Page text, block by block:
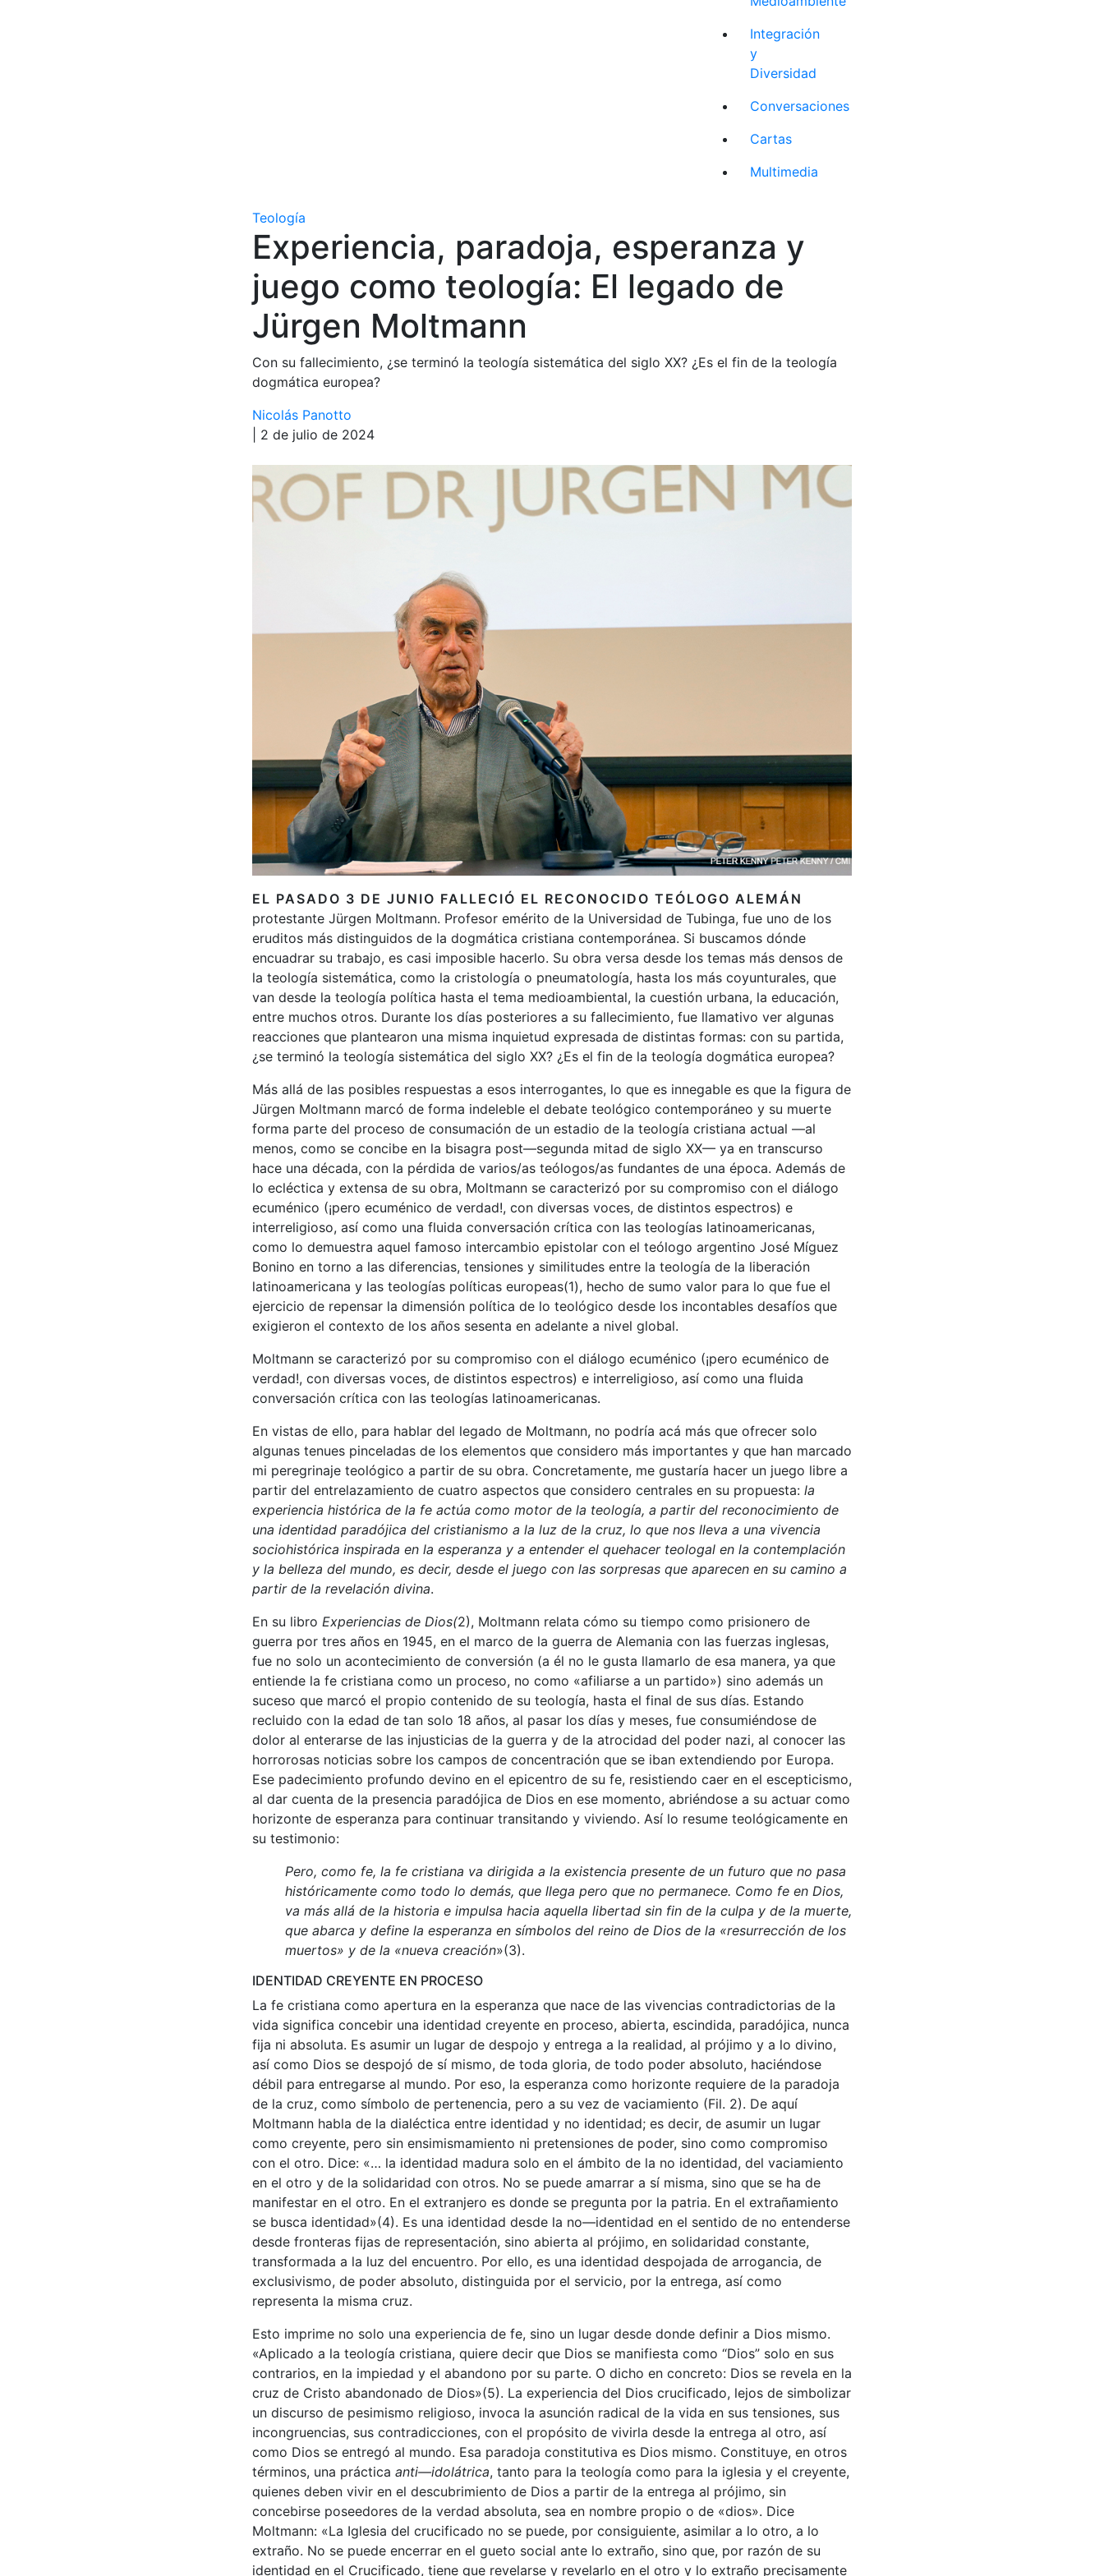
Integración
y
Diversidad
Conversaciones
Cartas
Multimedia
Teología
Experiencia, paradoja, esperanza y
juego como teología: El legado de
Jürgen Moltmann
Con su fallecimiento, ¿se terminó la teología sistemática del siglo XX? ¿Es el fin de la teología
dogmática europea?
Nicolás Panotto
| 2 de julio de 2024
EL PASADO 3 DE JUNIO FALLECIÓ EL RECONOCIDO TEÓLOGO ALEMÁN
protestante Jürgen Moltmann. Profesor emérito de la Universidad de Tubinga, fue uno de los
eruditos más distinguidos de la dogmática cristiana contemporánea. Si buscamos dónde
encuadrar su trabajo, es casi imposible hacerlo. Su obra versa desde los temas más densos de
la teología sistemática, como la cristología o pneumatología, hasta los más coyunturales, que
van desde la teología política hasta el tema medioambiental, la cuestión urbana, la educación,
entre muchos otros. Durante los días posteriores a su fallecimiento, fue llamativo ver algunas
reacciones que plantearon una misma inquietud expresada de distintas formas: con su partida,
¿se terminó la teología sistemática del siglo XX? ¿Es el fin de la teología dogmática europea?
Más allá de las posibles respuestas a esos interrogantes, lo que es innegable es que la figura de
Jürgen Moltmann marcó de forma indeleble el debate teológico contemporáneo y su muerte
forma parte del proceso de consumación de un estadio de la teología cristiana actual —al
menos, como se concibe en la bisagra post—segunda mitad de siglo XX— ya en transcurso
hace una década, con la pérdida de varios/as teólogos/as fundantes de una época. Además de
lo ecléctica y extensa de su obra, Moltmann se caracterizó por su compromiso con el diálogo
ecuménico (¡pero ecuménico de verdad!, con diversas voces, de distintos espectros) e
interreligioso, así como una fluida conversación crítica con las teologías latinoamericanas,
como lo demuestra aquel famoso intercambio epistolar con el teólogo argentino José Míguez
Bonino en torno a las diferencias, tensiones y similitudes entre la teología de la liberación
latinoamericana y las teologías políticas europeas(1), hecho de sumo valor para lo que fue el
ejercicio de repensar la dimensión política de lo teológico desde los incontables desafíos que
exigieron el contexto de los años sesenta en adelante a nivel global.
Moltmann se caracterizó por su compromiso con el diálogo ecuménico (¡pero ecuménico de
verdad!, con diversas voces, de distintos espectros) e interreligioso, así como una fluida
conversación crítica con las teologías latinoamericanas.
En vistas de ello, para hablar del legado de Moltmann, no podría acá más que ofrecer solo
algunas tenues pinceladas de los elementos que considero más importantes y que han marcado
mi peregrinaje teológico a partir de su obra. Concretamente, me gustaría hacer un juego libre a
partir del entrelazamiento de cuatro aspectos que considero centrales en su propuesta: la
experiencia histórica de la fe actúa como motor de la teología, a partir del reconocimiento de
una identidad paradójica del cristianismo a la luz de la cruz, lo que nos lleva a una vivencia
sociohistórica inspirada en la esperanza y a entender el quehacer teologal en la contemplación
y la belleza del mundo, es decir, desde el juego con las sorpresas que aparecen en su camino a
partir de la revelación divina.
En su libro Experiencias de Dios(2), Moltmann relata cómo su tiempo como prisionero de
guerra por tres años en 1945, en el marco de la guerra de Alemania con las fuerzas inglesas,
fue no solo un acontecimiento de conversión (a él no le gusta llamarlo de esa manera, ya que
entiende la fe cristiana como un proceso, no como «afiliarse a un partido») sino además un
suceso que marcó el propio contenido de su teología, hasta el final de sus días. Estando
recluido con la edad de tan solo 18 años, al pasar los días y meses, fue consumiéndose de
dolor al enterarse de las injusticias de la guerra y de la atrocidad del poder nazi, al conocer las
horrorosas noticias sobre los campos de concentración que se iban extendiendo por Europa.
Ese padecimiento profundo devino en el epicentro de su fe, resistiendo caer en el escepticismo,
al dar cuenta de la presencia paradójica de Dios en ese momento, abriéndose a su actuar como
horizonte de esperanza para continuar transitando y viviendo. Así lo resume teológicamente en
su testimonio:
Pero, como fe, la fe cristiana va dirigida a la existencia presente de un futuro que no pasa
históricamente como todo lo demás, que llega pero que no permanece. Como fe en Dios,
va más allá de la historia e impulsa hacia aquella libertad sin fin de la culpa y de la muerte,
que abarca y define la esperanza en símbolos del reino de Dios de la «resurrección de los
muertos» y de la «nueva creación»(3).
IDENTIDAD CREYENTE EN PROCESO
La fe cristiana como apertura en la esperanza que nace de las vivencias contradictorias de la
vida significa concebir una identidad creyente en proceso, abierta, escindida, paradójica, nunca
fija ni absoluta. Es asumir un lugar de despojo y entrega a la realidad, al prójimo y a lo divino,
así como Dios se despojó de sí mismo, de toda gloria, de todo poder absoluto, haciéndose
débil para entregarse al mundo. Por eso, la esperanza como horizonte requiere de la paradoja
de la cruz, como símbolo de pertenencia, pero a su vez de vaciamiento (Fil. 2). De aquí
Moltmann habla de la dialéctica entre identidad y no identidad; es decir, de asumir un lugar
como creyente, pero sin ensimismamiento ni pretensiones de poder, sino como compromiso
con el otro. Dice: «… la identidad madura solo en el ámbito de la no identidad, del vaciamiento
en el otro y de la solidaridad con otros. No se puede amarrar a sí misma, sino que se ha de
manifestar en el otro. En el extranjero es donde se pregunta por la patria. En el extrañamiento
se busca identidad»(4). Es una identidad desde la no—identidad en el sentido de no entenderse
desde fronteras fijas de representación, sino abierta al prójimo, en solidaridad constante,
transformada a la luz del encuentro. Por ello, es una identidad despojada de arrogancia, de
exclusivismo, de poder absoluto, distinguida por el servicio, por la entrega, así como
representa la misma cruz.
Esto imprime no solo una experiencia de fe, sino un lugar desde donde definir a Dios mismo.
«Aplicado a la teología cristiana, quiere decir que Dios se manifiesta como “Dios” solo en sus
contrarios, en la impiedad y el abandono por su parte. O dicho en concreto: Dios se revela en la
cruz de Cristo abandonado de Dios»(5). La experiencia del Dios crucificado, lejos de simbolizar
un discurso de pesimismo religioso, invoca la asunción radical de la vida en sus tensiones, sus
incongruencias, sus contradicciones, con el propósito de vivirla desde la entrega al otro, así
como Dios se entregó al mundo. Esa paradoja constitutiva es Dios mismo. Constituye, en otros
términos, una práctica anti—idolátrica, tanto para la teología como para la iglesia y el creyente,
quienes deben vivir en el descubrimiento de Dios a partir de la entrega al prójimo, sin
concebirse poseedores de la verdad absoluta, sea en nombre propio o de «dios». Dice
Moltmann: «La Iglesia del crucificado no se puede, por consiguiente, asimilar a lo otro, a lo
extraño. No se puede encerrar en el gueto social ante lo extraño, sino que, por razón de su
identidad en el Crucificado, tiene que revelarse y revelarlo en el otro y lo extraño precisamente